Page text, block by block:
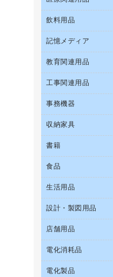
帳簿
典礼用品
伝票
ＯＡフィルター
ＵＳＢハブ／Ｕ
スマートフォン
セキュリティ用品
ディスプレイモ
パソコンアクセ
パソコンバッグ
パソコン周辺機
マウスパッド
各種ケーブル
スキャナー
デジタルカメラ
ファクシミリ
メモリーカード
レーザープリン
電話機
３０穴リフィル
Ｚ式ファイル
カードケース
クリップボード
クリヤーブック
クリヤーホルダー
コンピュータ用
ファイルボックス
フォルダー
フラットファイ
リングファイル
レターファイル
持ち出しファイ
医療関連用品
介護用品
感染症対策用品
管理医療機器
使い捨て手袋
飲料用品
インスタントコ
お茶備品
コーヒーメーカ
ソフトドリンク
ミネラルウォー
レギュラーコー
医薬部外品
紅茶・バラエテ
記憶メディア
ＣＤ－Ｒ
ＣＤ－ＲＷ
ＤＶＤ
ブルーレイディ
メディア収納用品
教育関連用品
教育関連用品
工事関連用品
屋外用品
工事関連用品
事務機器
ＯＨＰ用品
シュレッダ
タイムカード
タイムレコーダー
ラミネータ
レーザーポイン
大型シュレッダ
収納家具
その他収納
ロッカー・下駄箱
金庫
保管庫・書庫
書籍
パソコンソフト
食品
菓子
食品
生活用品
キッチン用品
ゴミ袋
スポーツ・レジ
スリッパ・サン
その他雑貨
設計・製図用品
設計・製図用品
店舗用品
ＰＯＰ用品
カウンター／お
電化消耗品
アルバム
電化製品